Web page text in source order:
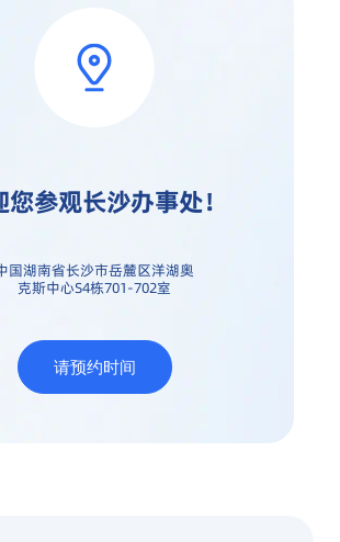
您参观长沙办事处！
国湖南省长沙市岳麓区洋湖奥
克斯中心S4栋701-702室
请预约时间